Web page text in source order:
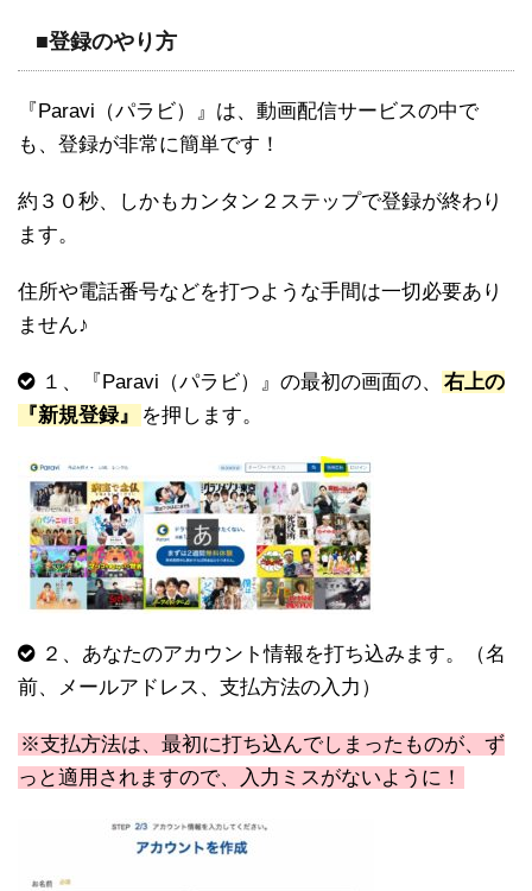
■登録のやり方
『Paravi（パラビ）』は、動画配信サービスの中で
も、登録が非常に簡単です！
約３０秒、しかもカンタン２ステップで登録が終わり
ます。
住所や電話番号などを打つような手間は一切必要あり
ません♪
１、『Paravi（パラビ）』の最初の画面の、
右上の
『新規登録』
を押します。
２、あなたのアカウント情報を打ち込みます。（名
前、メールアドレス、支払方法の入力）
※支払方法は、最初に打ち込んでしまったものが、ず
っと適用されますので、入力ミスがないように！